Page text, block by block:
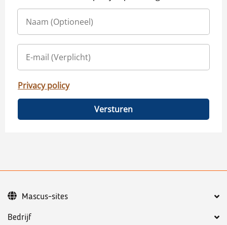
Privacy policy
Versturen
Bedrijf
Mascus-sites